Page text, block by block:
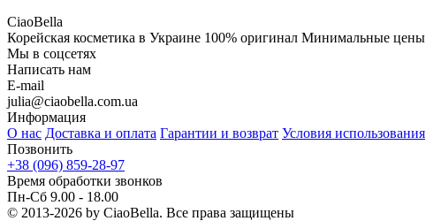
CiaoBella
Корейская косметика в Украине 100% оригинал Минимальные цены
Мы в соцсетях
Написать нам
E-mail
julia@ciaobella.com.ua
Информация
О нас Доставка и оплата Гарантии и возврат Условия использования
Позвонить
+38 (096) 859-28-97
Время обработки звонков
Пн-Сб 9.00 - 18.00
© 2013-2026 by CiaoBella. Все права защищены